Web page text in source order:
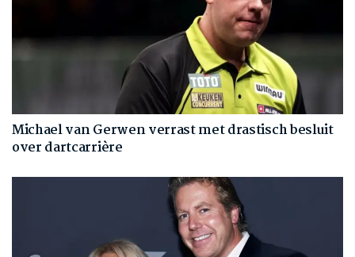
Michael van Gerwen verrast met drastisch besluit
over dartcarrière